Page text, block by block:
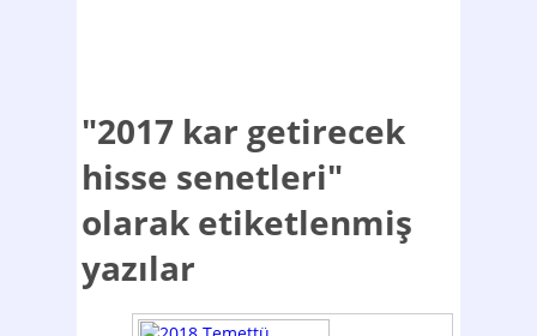
"2017 kar getirecek
hisse senetleri"
olarak etiketlenmiş
yazılar